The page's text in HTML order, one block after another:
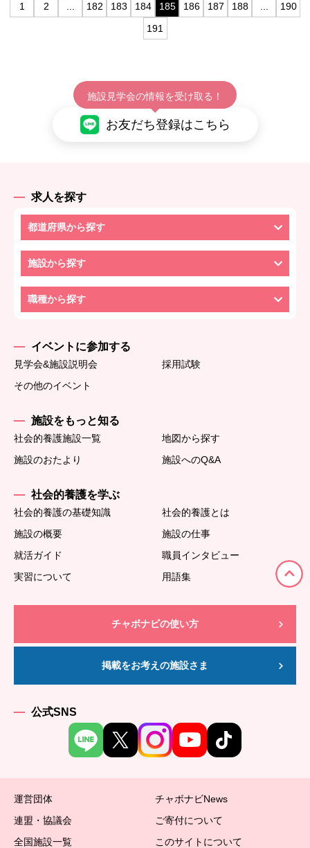
1 2 ... 182 183 184 185 186 187 188 ...
190
191
施設見学会の情報を受け取る！
お友だち登録はこちら
求人を探す
都道府県から探す
施設から探す
職種から探す
イベントに参加する
見学会&施設説明会
採用試験
その他のイベント
施設をもっと知る
社会的養護施設一覧
地図から探す
施設のおたより
施設へのQ&A
社会的養護を学ぶ
社会的養護の基礎知識
社会的養護とは
施設の概要
施設の仕事
就活ガイド
職員インタビュー
実習について
用語集
チャボナビの使い方
掲載をお考えの施設さま
公式SNS
運営団体
チャボナビNews
連盟・協議会
ご寄付について
全国施設一覧
このサイトについて